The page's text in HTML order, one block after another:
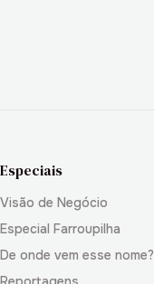
Especiais
Visão de Negócio
Especial Farroupilha
De onde vem esse nome?